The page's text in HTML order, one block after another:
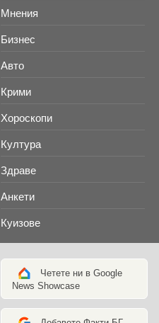
Мнения
Бизнес
Авто
Крими
Хороскопи
Култура
Здраве
Анкети
Куизове
Четете ни в Google
News Showcase